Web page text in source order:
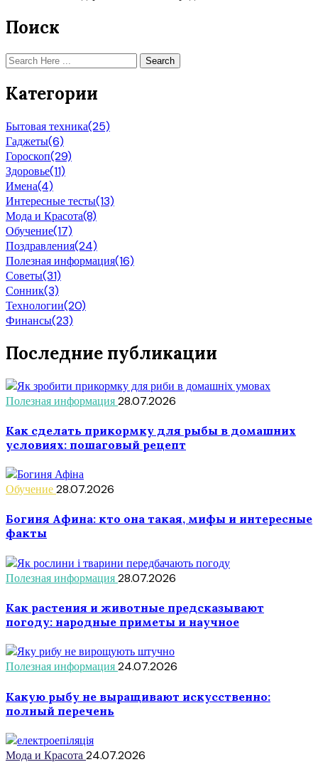
Поиск
Search
Категории
Бытовая техника(25)
Гаджеты(6)
Гороскоп(29)
Здоровье(11)
Имена(4)
Интересные тесты(13)
Мода и Красота(8)
Обучение(17)
Поздравления(24)
Полезная информация(16)
Советы(31)
Сонник(3)
Технологии(20)
Финансы(23)
Последние публикации
Полезная информация28.07.2026
Как сделать прикормку для рыбы в домашних
условиях: пошаговый рецепт
Обучение28.07.2026
Богиня Афина: кто она такая, мифы и интересные
факты
Полезная информация28.07.2026
Как растения и животные предсказывают
погоду: народные приметы и научное
Полезная информация24.07.2026
Какую рыбу не выращивают искусственно:
полный перечень
Мода и Красота24.07.2026